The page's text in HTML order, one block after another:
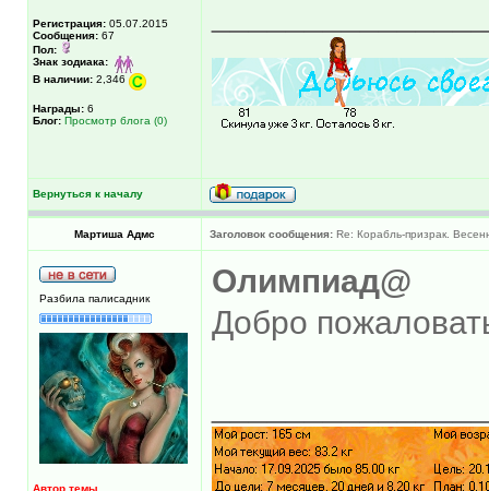
Регистрация: 05.07.2015
Сообщения: 67
Пол:
Знак зодиака:
В наличии: 2,346
Награды: 6
Блог: Просмотр блога (0)
Вернуться к началу
Мартиша Адмс Заголовок сообщения: Re: Корабль-призрак.
Разбила палисадник
Автор темы
Олимпиад@
Добро